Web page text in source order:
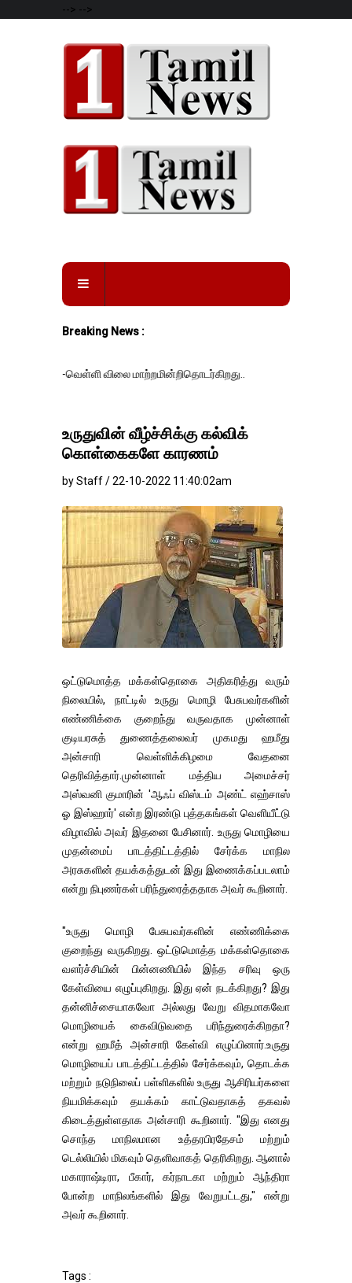
--> -->
Breaking News :
விலை மாற்றமின்றிதொடர்கிறது..
உருதுவின் வீழ்ச்சிக்கு கல்விக்
கொள்கைகளே காரணம்
by Staff / 22-10-2022 11:40:02am
ஒட்டுமொத்த மக்கள்தொகை அதிகரித்து வரும்
நிலையில், நாட்டில் உருது மொழி பேசுபவர்களின்
எண்ணிக்கை குறைந்து வருவதாக முன்னாள்
குடியரசுத் துணைத்தலைவர் முகமது ஹமீது
அன்சாரி வெள்ளிக்கிழமை வேதனை
தெரிவித்தார்.முன்னாள் மத்திய அமைச்சர்
அஸ்வனி குமாரின் 'ஆஃப் விஸ்டம் அண்ட் எஹ்சாஸ்
ஓ இஸ்ஹார்' என்ற இரண்டு புத்தகங்கள் வெளியீட்டு
விழாவில் அவர் இதனை பேசினார். உருது மொழியை
முதன்மைப் பாடத்திட்டத்தில் சேர்க்க மாநில
அரசுகளின் தயக்கத்துடன் இது இணைக்கப்படலாம்
என்று நிபுணர்கள் பரிந்துரைத்ததாக அவர் கூறினார்.
"உருது மொழி பேசுபவர்களின் எண்ணிக்கை
குறைந்து வருகிறது. ஒட்டுமொத்த மக்கள்தொகை
வளர்ச்சியின் பின்னணியில் இந்த சரிவு ஒரு
கேள்வியை எழுப்புகிறது. இது ஏன் நடக்கிறது? இது
தன்னிச்சையாகவோ அல்லது வேறு விதமாகவோ
மொழியைக் கைவிடுவதை பரிந்துரைக்கிறதா?
என்று ஹமீத் அன்சாரி கேள்வி எழுப்பினார்.உருது
மொழியைப் பாடத்திட்டத்தில் சேர்க்கவும், தொடக்க
மற்றும் நடுநிலைப் பள்ளிகளில் உருது ஆசிரியர்களை
நியமிக்கவும் தயக்கம் காட்டுவதாகத் தகவல்
கிடைத்துள்ளதாக அன்சாரி கூறினார். "இது எனது
சொந்த மாநிலமான உத்தரபிரதேசம் மற்றும்
டெல்லியில் மிகவும் தெளிவாகத் தெரிகிறது. ஆனால்
மகாராஷ்டிரா, பீகார், கர்நாடகா மற்றும் ஆந்திரா
போன்ற மாநிலங்களில் இது வேறுபட்டது," என்று
அவர் கூறினார்.
Tags :